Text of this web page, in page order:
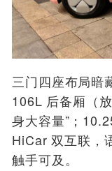
三门四座布局暗
106L 后备厢（
身大容量”；
HiCar 双互联，
触手可及。